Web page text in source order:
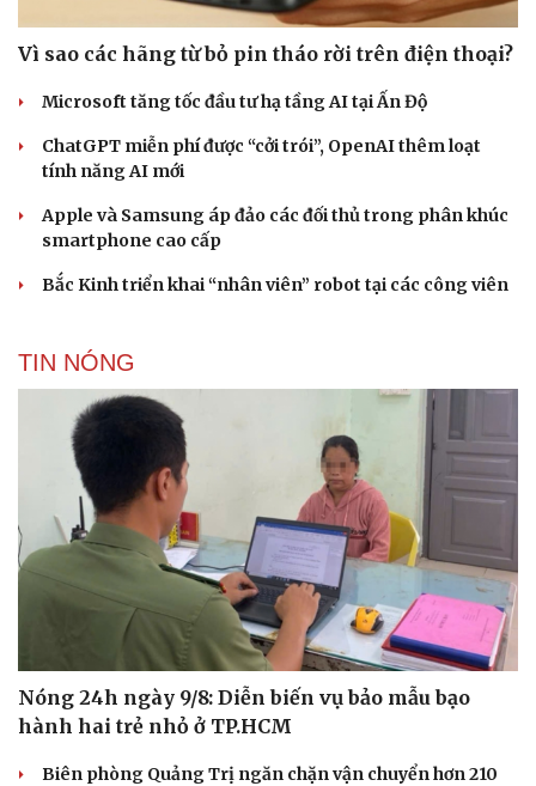
Vì sao các hãng từ bỏ pin tháo rời trên điện thoại?
Microsoft tăng tốc đầu tư hạ tầng AI tại Ấn Độ
ChatGPT miễn phí được “cởi trói”, OpenAI thêm loạt
tính năng AI mới
Apple và Samsung áp đảo các đối thủ trong phân khúc
smartphone cao cấp
Bắc Kinh triển khai “nhân viên” robot tại các công viên
TIN NÓNG
Nóng 24h ngày 9/8: Diễn biến vụ bảo mẫu bạo
hành hai trẻ nhỏ ở TP.HCM
Biên phòng Quảng Trị ngăn chặn vận chuyển hơn 210